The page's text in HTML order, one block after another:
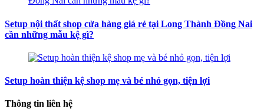
Setup nội thất shop cửa hàng giá rẻ tại Long Thành Đồng Nai
cần những mẫu kệ gì?
Setup hoàn thiện kệ shop mẹ và bé nhỏ gọn, tiện lợi
Thông tin liên hệ